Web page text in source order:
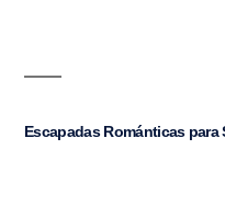
Escapadas Románticas